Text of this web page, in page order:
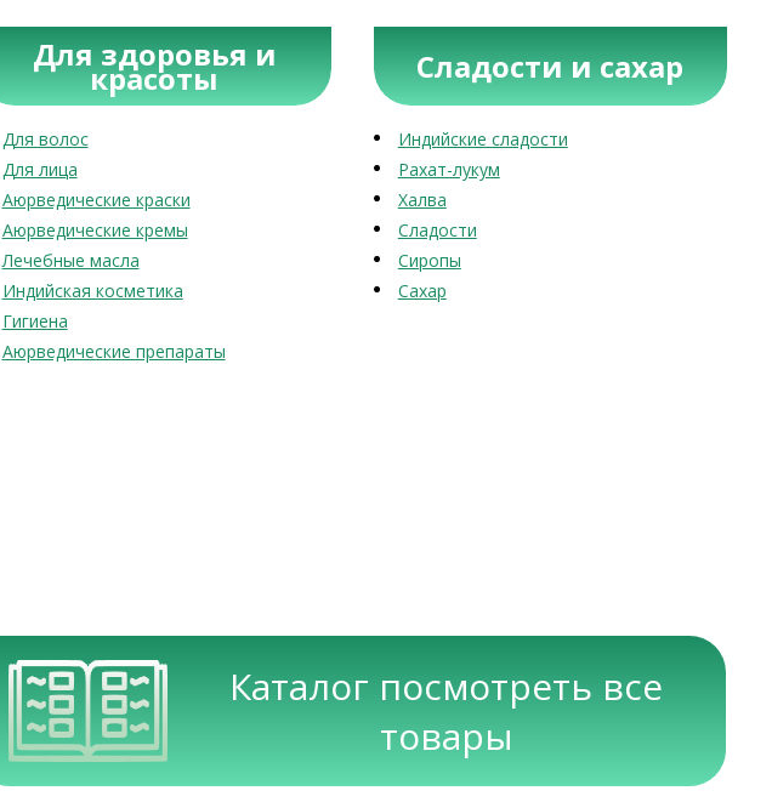
Для здоровья и
красоты
Для волос
Для лица
Аюрведические краски
Аюрведические кремы
Лечебные масла
Индийская косметика
Гигиена
Аюрведические препараты
Сладости и сахар
Индийские сладости
Рахат-лукум
Халва
Сладости
Сиропы
Сахар
Каталог посмотреть все
товары